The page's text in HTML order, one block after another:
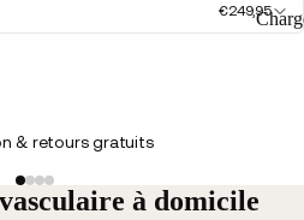
€249,95
& retours gratuits
à domicile